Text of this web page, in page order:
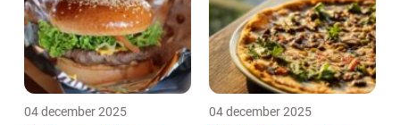
04 december 2025 04 december 2025